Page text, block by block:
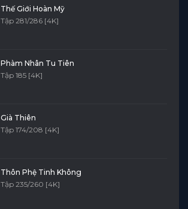
Thế Giới Hoàn Mỹ
Tập 281/286 [4K]
Phàm Nhân Tu Tiên
Tập 185 [4K]
Già Thiên
Tập 174/208 [4K]
Thôn Phệ Tinh Không
Tập 235/260 [4K]